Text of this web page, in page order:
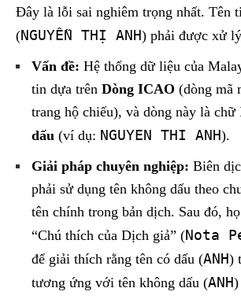
Đây là lỗi sai nghiêm trọng nhất. Tên
(NGUYỄN THỊ ANH) phải được xử
Vấn đề: Hệ thống dữ liệu của
tin dựa trên Dòng ICAO (dòng mã
trang hộ chiếu), và dòng này là chữ
dấu (ví dụ: NGUYEN THI ANH).
Giải pháp chuyên nghiệp: Biên
phải sử dụng tên không dấu theo
tên chính trong bản dịch. Sau đó,
“Chú thích của Dịch giả” (Nota
để giải thích rằng tên có dấu (ANH)
tương ứng với tên không dấu (ANH)